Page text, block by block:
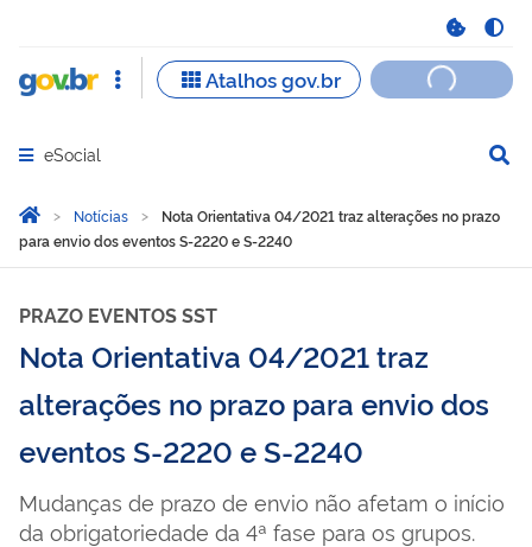
Abrir menu principal de navegação
eSocial
Você está aqui:
Página Inicial
Notícias
Nota Orientativa 04/2021 traz alterações no prazo
para envio dos eventos S-2220 e S-2240
PRAZO EVENTOS SST
Nota Orientativa 04/2021 traz
alterações no prazo para envio dos
eventos S-2220 e S-2240
Mudanças de prazo de envio não afetam o início
da obrigatoriedade da 4ª fase para os grupos.